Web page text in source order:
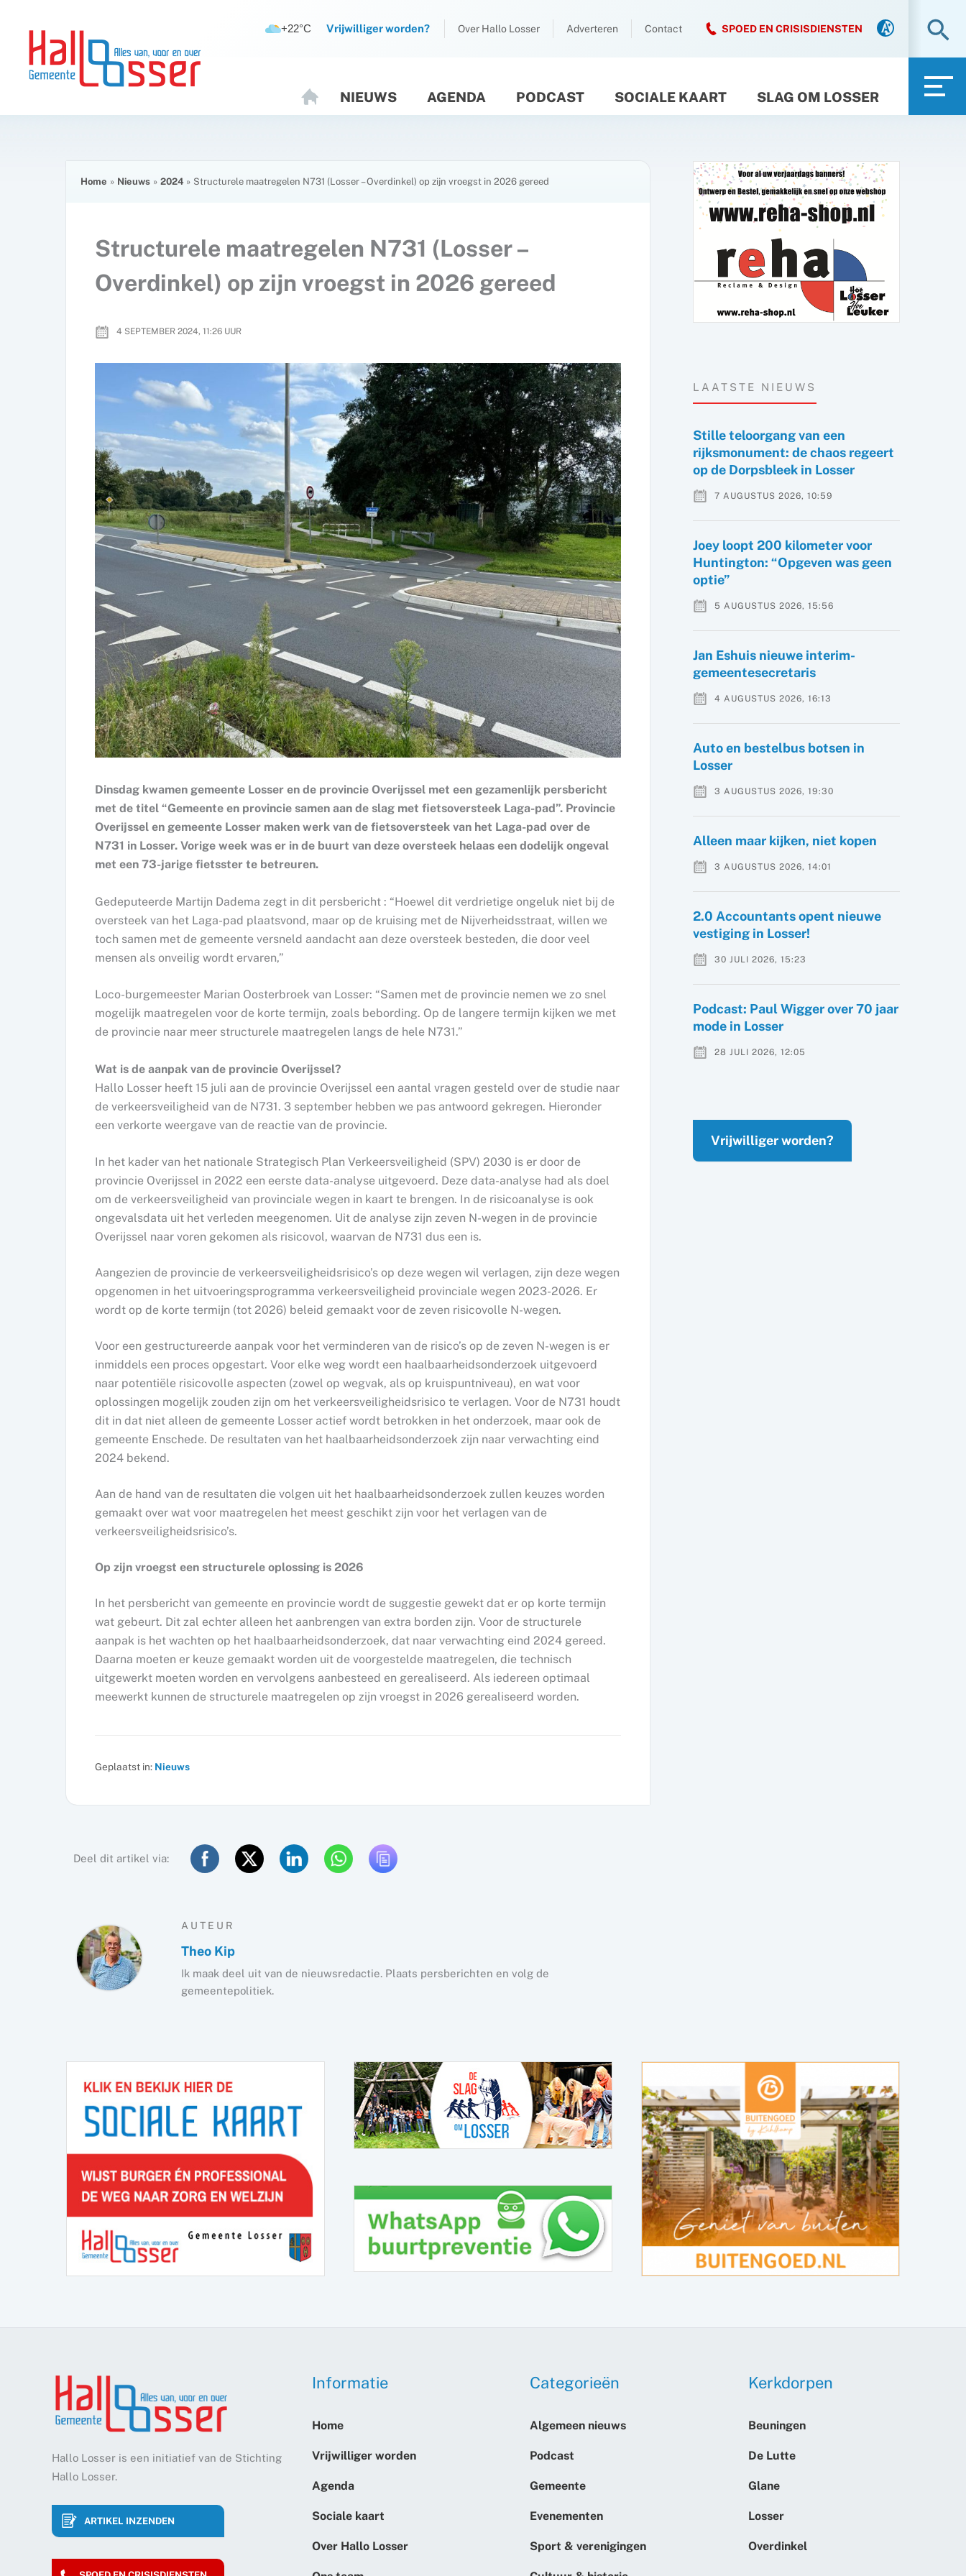
inhoud
inhoud
+22°C Vrijwilliger worden? Over Hallo Losser Adverteren Contact SPOED EN CRISISDIENSTEN
O
M
NIEUWS AGENDA PODCAST SOCIALE KAART SLAG OM LOSSER
Home Nieuws 2024 Structurele maatregelen N731 (Losser – Overdinkel) op zijn vroegst in 2026 gereed
Structurele maatregelen N731 (Losser –
Overdinkel) op zijn vroegst in 2026 gereed
4 SEPTEMBER 2024, 11:26 UUR
Dinsdag kwamen gemeente Losser en de provincie Overijssel met een gezamenlijk persbericht
met de titel “Gemeente en provincie samen aan de slag met fietsoversteek Laga-pad”. Provincie
Overijssel en gemeente Losser maken werk van de fietsoversteek van het Laga-pad over de
N731 in Losser. Vorige week was er in de buurt van deze oversteek helaas een dodelijk ongeval
met een 73-jarige fietsster te betreuren.
Gedeputeerde Martijn Dadema zegt in dit persbericht : “Hoewel dit verdrietige ongeluk niet bij de
oversteek van het Laga-pad plaatsvond, maar op de kruising met de Nijverheidsstraat, willen we
toch samen met de gemeente versneld aandacht aan deze oversteek besteden, die door veel
mensen als onveilig wordt ervaren,”
Loco-burgemeester Marian Oosterbroek van Losser: “Samen met de provincie nemen we zo snel
mogelijk maatregelen voor de korte termijn, zoals bebording. Op de langere termijn kijken we met
de provincie naar meer structurele maatregelen langs de hele N731.”
Wat is de aanpak van de provincie Overijssel?
Hallo Losser heeft 15 juli aan de provincie Overijssel een aantal vragen gesteld over de studie naar
de verkeersveiligheid van de N731. 3 september hebben we pas antwoord gekregen. Hieronder
een verkorte weergave van de reactie van de provincie.
In het kader van het nationale Strategisch Plan Verkeersveiligheid (SPV) 2030 is er door de
provincie Overijssel in 2022 een eerste data-analyse uitgevoerd. Deze data-analyse had als doel
om de verkeersveiligheid van provinciale wegen in kaart te brengen. In de risicoanalyse is ook
ongevalsdata uit het verleden meegenomen. Uit de analyse zijn zeven N-wegen in de provincie
Overijssel naar voren gekomen als risicovol, waarvan de N731 dus een is.
Aangezien de provincie de verkeersveiligheidsrisico’s op deze wegen wil verlagen, zijn deze wegen
opgenomen in het uitvoeringsprogramma verkeersveiligheid provinciale wegen 2023-2026. Er
wordt op de korte termijn (tot 2026) beleid gemaakt voor de zeven risicovolle N-wegen.
Voor een gestructureerde aanpak voor het verminderen van de risico’s op de zeven N-wegen is er
inmiddels een proces opgestart. Voor elke weg wordt een haalbaarheidsonderzoek uitgevoerd
naar potentiële risicovolle aspecten (zowel op wegvak, als op kruispuntniveau), en wat voor
oplossingen mogelijk zouden zijn om het verkeersveiligheidsrisico te verlagen. Voor de N731 houdt
dit in dat niet alleen de gemeente Losser actief wordt betrokken in het onderzoek, maar ook de
gemeente Enschede. De resultaten van het haalbaarheidsonderzoek zijn naar verwachting eind
2024 bekend.
Aan de hand van de resultaten die volgen uit het haalbaarheidsonderzoek zullen keuzes worden
gemaakt over wat voor maatregelen het meest geschikt zijn voor het verlagen van de
verkeersveiligheidsrisico’s.
Op zijn vroegst een structurele oplossing is 2026
In het persbericht van gemeente en provincie wordt de suggestie gewekt dat er op korte termijn
wat gebeurt. Dit zal echter alleen het aanbrengen van extra borden zijn. Voor de structurele
aanpak is het wachten op het haalbaarheidsonderzoek, dat naar verwachting eind 2024 gereed.
Daarna moeten er keuze gemaakt worden uit de voorgestelde maatregelen, die technisch
uitgewerkt moeten worden en vervolgens aanbesteed en gerealiseerd. Als iedereen optimaal
meewerkt kunnen de structurele maatregelen op zijn vroegst in 2026 gerealiseerd worden.
Geplaatst in: Nieuws
Deel dit artikel via:
AUTEUR
Theo Kip
Ik maak deel uit van de nieuwsredactie. Plaats persberichten en volg de
gemeentepolitiek.
LAATSTE NIEUWS
Stille teloorgang van een
rijksmonument: de chaos regeert
op de Dorpsbleek in Losser
7 AUGUSTUS 2026, 10:59
Joey loopt 200 kilometer voor
Huntington: “Opgeven was geen
optie”
5 AUGUSTUS 2026, 15:56
Jan Eshuis nieuwe interim-
gemeentesecretaris
4 AUGUSTUS 2026, 16:13
Auto en bestelbus botsen in
Losser
3 AUGUSTUS 2026, 19:30
Alleen maar kijken, niet kopen
3 AUGUSTUS 2026, 14:01
2.0 Accountants opent nieuwe
vestiging in Losser!
30 JULI 2026, 15:23
Podcast: Paul Wigger over 70 jaar
mode in Losser
28 JULI 2026, 12:05
Vrijwilliger worden?
Hallo Losser is een initiatief van de Stichting
Hallo Losser.
ARTIKEL INZENDEN
Informatie
Home
Vrijwilliger worden
Agenda
Sociale kaart
Over Hallo Losser
Categorieën
Algemeen nieuws
Podcast
Gemeente
Evenementen
Sport & verenigingen
Kerkdorpen
Beuningen
De Lutte
Glane
Losser
Overdinkel